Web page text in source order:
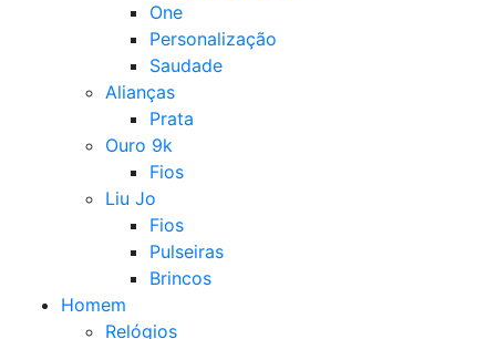
One
Personalização
Saudade
Alianças
Prata
Ouro 9k
Fios
Liu Jo
Fios
Pulseiras
Brincos
Homem
Relógios